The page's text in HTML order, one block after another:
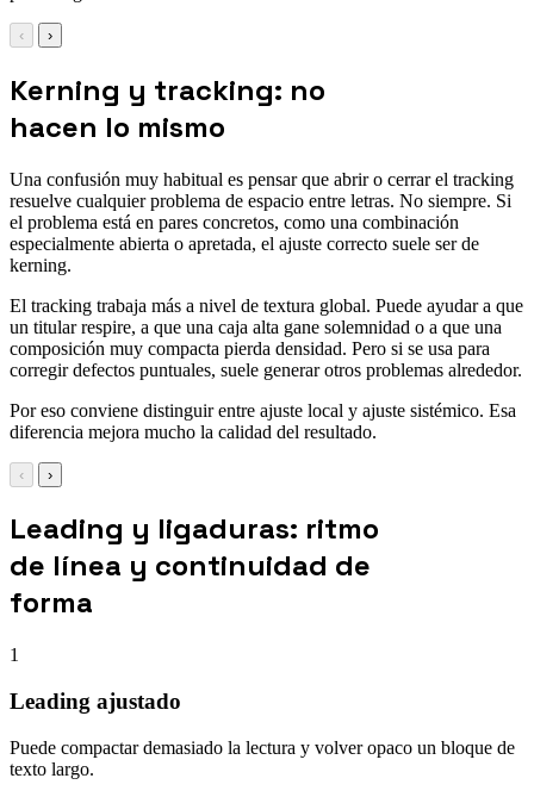
‹ ›
Kerning y tracking: no
hacen lo mismo
Una confusión muy habitual es pensar que abrir o cerrar el tracking
resuelve cualquier problema de espacio entre letras. No siempre. Si
el problema está en pares concretos, como una combinación
especialmente abierta o apretada, el ajuste correcto suele ser de
kerning.
El tracking trabaja más a nivel de textura global. Puede ayudar a que
un titular respire, a que una caja alta gane solemnidad o a que una
composición muy compacta pierda densidad. Pero si se usa para
corregir defectos puntuales, suele generar otros problemas alrededor.
Por eso conviene distinguir entre ajuste local y ajuste sistémico. Esa
diferencia mejora mucho la calidad del resultado.
‹ ›
Leading y ligaduras: ritmo
de línea y continuidad de
forma
1
Leading ajustado
Puede compactar demasiado la lectura y volver opaco un bloque de
texto largo.